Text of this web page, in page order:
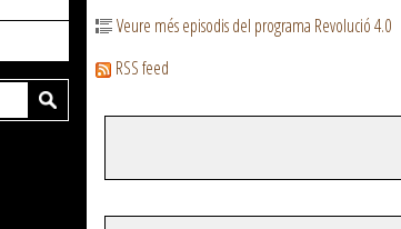
Veure més episodis del programa Revolució 4.0
RSS feed